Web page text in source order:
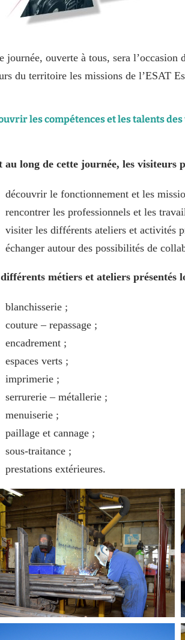
journée, ouverte à tous, sera
du territoire les missions de l’ESAT
les compétences et les talents
au long de cette journée, les visiteurs
découvrir le fonctionnement et les
rencontrer les professionnels et les
visiter les différents ateliers et activités
échanger autour des possibilités de
métiers et ateliers présentés
blanchisserie ;
couture – repassage ;
encadrement ;
espaces verts ;
imprimerie ;
serrurerie – métallerie ;
menuiserie ;
paillage et cannage ;
sous-traitance ;
prestations extérieures.